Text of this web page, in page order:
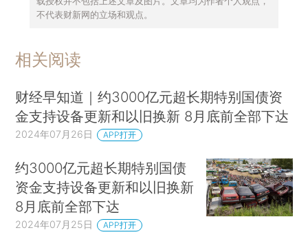
不代表财新网的立场和观点。
相关阅读
财经早知道｜约3000亿元超长期特别国债资
金支持设备更新和以旧换新 8月底前全部下达
2024年07月26日 APP打开
约3000亿元超长期特别国债
资金支持设备更新和以旧换新
8月底前全部下达
2024年07月25日 APP打开